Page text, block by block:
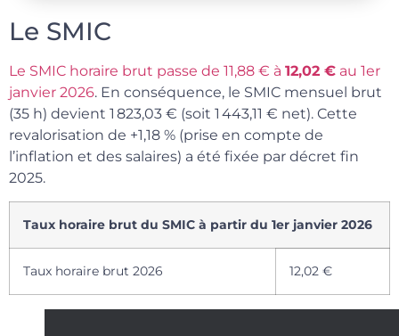
Le SMIC
Le SMIC horaire brut passe de 11,88 € à 12,02 € au 1er
janvier 2026. En conséquence, le SMIC mensuel brut
(35 h) devient 1 823,03 € (soit 1 443,11 € net). Cette
revalorisation de +1,18 % (prise en compte de
l’inflation et des salaires) a été fixée par décret fin
2025.
Taux horaire brut du SMIC à partir du 1er janvier 2026
Taux horaire brut 2026 12,02 €